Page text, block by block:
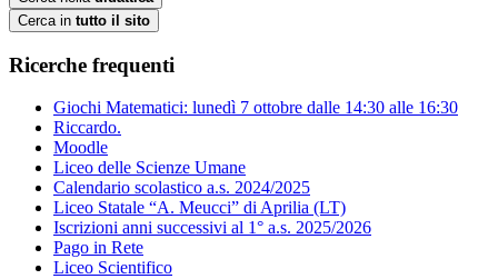
Cerca in tutto il sito
Ricerche frequenti
Giochi Matematici: lunedì 7 ottobre dalle 14:30 alle 16:30
Riccardo.
Moodle
Liceo delle Scienze Umane
Calendario scolastico a.s. 2024/2025
Liceo Statale “A. Meucci” di Aprilia (LT)
Iscrizioni anni successivi al 1° a.s. 2025/2026
Pago in Rete
Liceo Scientifico